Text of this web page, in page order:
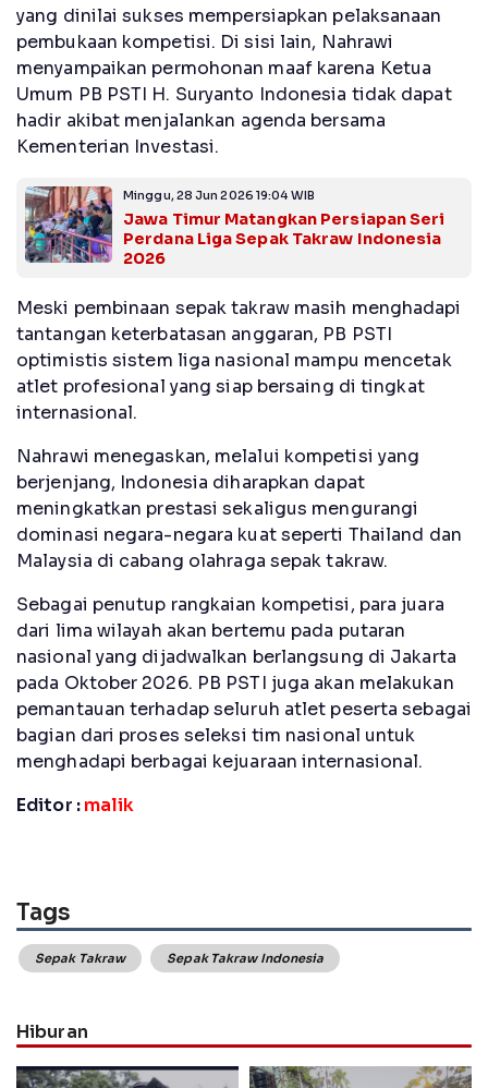
yang dinilai sukses mempersiapkan pelaksanaan
pembukaan kompetisi. Di sisi lain, Nahrawi
menyampaikan permohonan maaf karena Ketua
Umum PB PSTI H. Suryanto Indonesia tidak dapat
hadir akibat menjalankan agenda bersama
Kementerian Investasi.
Minggu, 28 Jun 2026 19:04 WIB
Jawa Timur Matangkan Persiapan Seri
Perdana Liga Sepak Takraw Indonesia
2026
Meski pembinaan sepak takraw masih menghadapi
tantangan keterbatasan anggaran, PB PSTI
optimistis sistem liga nasional mampu mencetak
atlet profesional yang siap bersaing di tingkat
internasional.
Nahrawi menegaskan, melalui kompetisi yang
berjenjang, Indonesia diharapkan dapat
meningkatkan prestasi sekaligus mengurangi
dominasi negara-negara kuat seperti Thailand dan
Malaysia di cabang olahraga sepak takraw.
Sebagai penutup rangkaian kompetisi, para juara
dari lima wilayah akan bertemu pada putaran
nasional yang dijadwalkan berlangsung di Jakarta
pada Oktober 2026. PB PSTI juga akan melakukan
pemantauan terhadap seluruh atlet peserta sebagai
bagian dari proses seleksi tim nasional untuk
menghadapi berbagai kejuaraan internasional.
Editor :malik
Tags
Sepak Takraw Sepak Takraw Indonesia
Hiburan